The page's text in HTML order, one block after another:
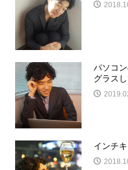
パソコ
グラス
インチ